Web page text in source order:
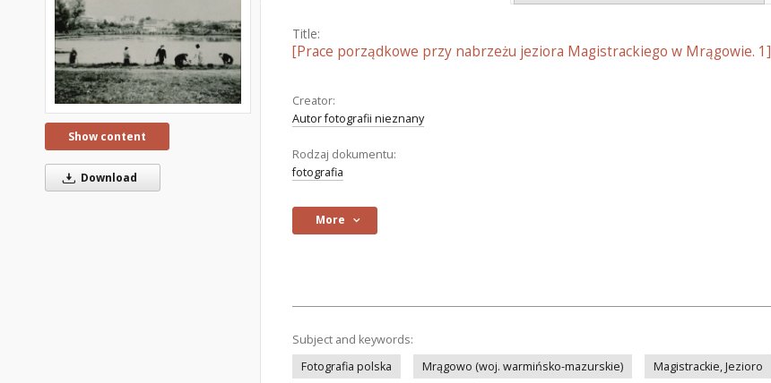
Show content
Download
Title:
[Prace porządkowe przy nabrzeżu jeziora Magistrackiego w Mrągowie. 1]
Creator:
Autor fotografii nieznany
Rodzaj dokumentu:
fotografia
More
Subject and keywords:
Fotografia polska
Mrągowo (woj. warmińsko-mazurskie) Magistrackie, Jezioro